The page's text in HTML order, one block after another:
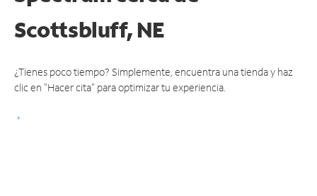
Scottsbluff, NE
¿Tienes poco tiempo? Simplemente, encuentra una tienda y haz
clic en "Hacer cita" para optimizar tu experiencia.